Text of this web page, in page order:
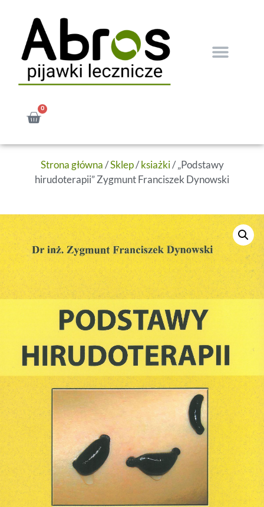
0
Strona główna/Sklep/ksiażki/ „Podstawy
hirudoterapii” Zygmunt Franciszek Dynowski